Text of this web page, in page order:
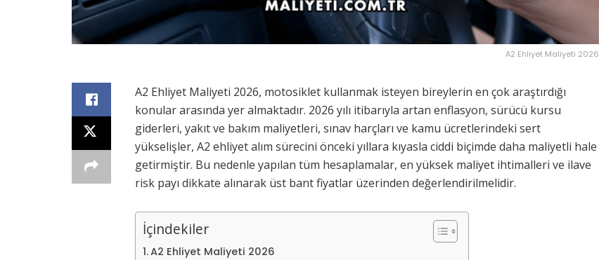
A2 Ehliyet Maliyeti 2026
A2 Ehliyet Maliyeti 2026, motosiklet kullanmak isteyen bireylerin en çok araştırdığı
konular arasında yer almaktadır. 2026 yılı itibarıyla artan enflasyon, sürücü kursu
giderleri, yakıt ve bakım maliyetleri, sınav harçları ve kamu ücretlerindeki sert
yükselişler, A2 ehliyet alım sürecini önceki yıllara kıyasla ciddi biçimde daha maliyetli hale
getirmiştir. Bu nedenle yapılan tüm hesaplamalar, en yüksek maliyet ihtimalleri ve ilave
risk payı dikkate alınarak üst bant fiyatlar üzerinden değerlendirilmelidir.
İçindekiler
A2 Ehliyet Maliyeti 2026